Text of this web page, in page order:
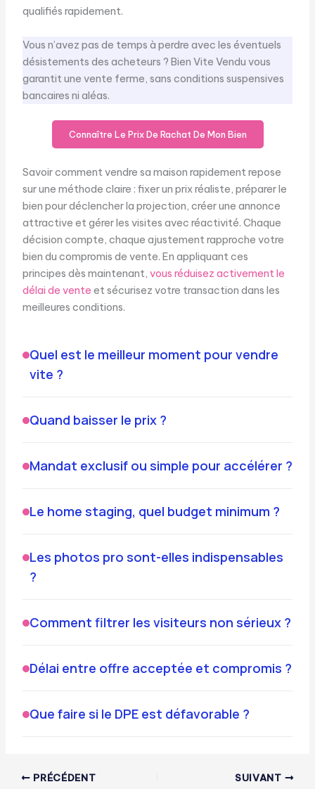
qualifiés rapidement.
Vous n’avez pas de temps à perdre avec les éventuels
désistements des acheteurs ? Bien Vite Vendu vous
garantit une vente ferme, sans conditions suspensives
bancaires ni aléas.
Connaître Le Prix De Rachat De Mon Bien
Savoir comment vendre sa maison rapidement repose
sur une méthode claire : fixer un prix réaliste, préparer le
bien pour déclencher la projection, créer une annonce
attractive et gérer les visites avec réactivité. Chaque
décision compte, chaque ajustement rapproche votre
bien du compromis de vente. En appliquant ces
principes dès maintenant, vous réduisez activement le
délai de vente et sécurisez votre transaction dans les
meilleures conditions.
Quel est le meilleur moment pour vendre
vite ?
Quand baisser le prix ?
Mandat exclusif ou simple pour accélérer ?
Le home staging, quel budget minimum ?
Les photos pro sont-elles indispensables
?
Comment filtrer les visiteurs non sérieux ?
Délai entre offre acceptée et compromis ?
Que faire si le DPE est défavorable ?
PRÉCÉDENT SUIVANT